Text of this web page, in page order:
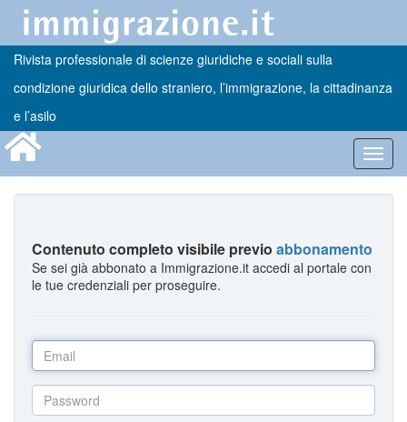
Rivista professionale di scienze giuridiche e sociali sulla
condizione giuridica dello straniero, l’immigrazione, la cittadinanza
e l’asilo
Contenuto completo visibile previo abbonamento
Se sei già abbonato a Immigrazione.it accedi al portale con
le tue credenziali per proseguire.